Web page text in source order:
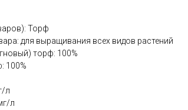
Торф
для выращивания всех видов растений
торф: 100%
100%
л
л